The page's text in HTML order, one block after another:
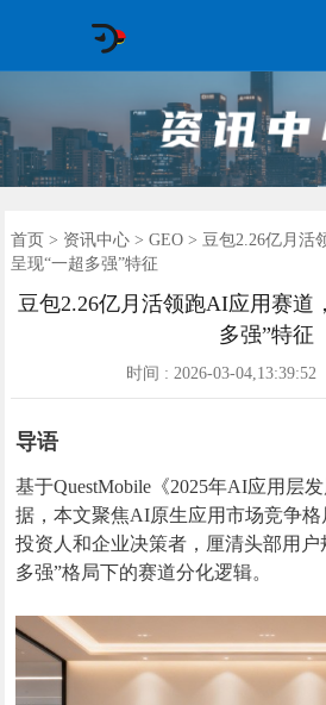
首页
GEO常见问题
GEO优化
海外GEO
网络营销
企业培训
软件开发
政策申报
资讯中心
关于我们
首页 > 资讯中心> GEO> 豆包2.26亿月活
呈现“一超多强”特征
豆包2.26亿月活领跑AI应用赛道
多强”特征
时间 : 2026-03-
导语
基于QuestMobile《2025年AI应用层
据，本文聚焦AI原生应用市场竞争格
投资人和企业决策者，厘清头部用户
多强”格局下的赛道分化逻辑。